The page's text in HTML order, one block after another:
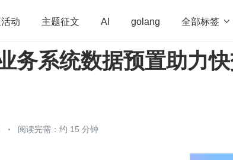
动 主题征文 AI golang 全部标签 
算法 学习方法 Web3.0 高
务系统数据预置助力
阅读完需：约 15 分钟